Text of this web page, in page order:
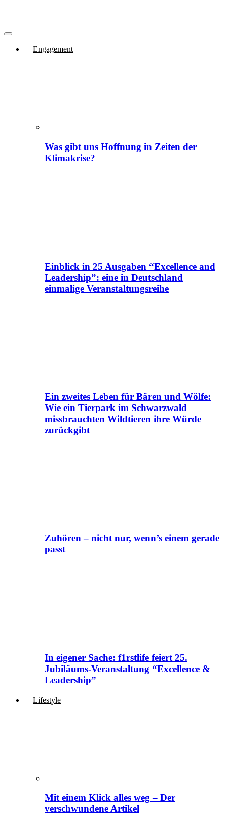
Engagement
Was gibt uns Hoffnung in Zeiten der
Klimakrise?
Einblick in 25 Ausgaben “Excellence and
Leadership”: eine in Deutschland
einmalige Veranstaltungsreihe
Ein zweites Leben für Bären und Wölfe:
Wie ein Tierpark im Schwarzwald
missbrauchten Wildtieren ihre Würde
zurückgibt
Zuhören – nicht nur, wenn’s einem gerade
passt
In eigener Sache: f1rstlife feiert 25.
Jubiläums-Veranstaltung “Excellence &
Leadership”
Lifestyle
Mit einem Klick alles weg – Der
verschwundene Artikel